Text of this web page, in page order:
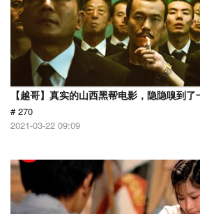
【越哥】真实的山西黑帮电影，隐隐嗅到
# 270
2021-03-22 09:09